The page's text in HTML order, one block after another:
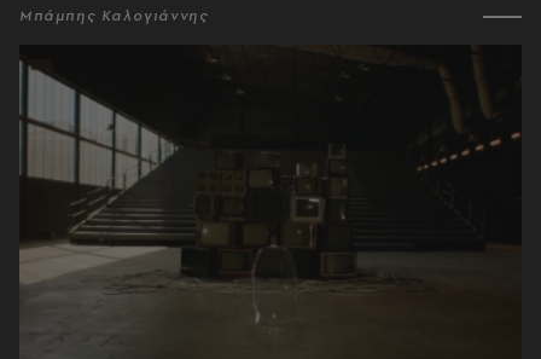
Μπάμπης Καλογιάννης